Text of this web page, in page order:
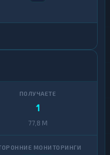
1
77,8 M